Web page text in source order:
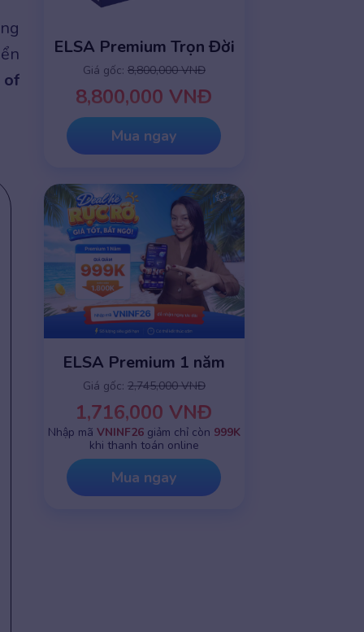
ELSA Premium Trọn Đời
Giá gốc: 8,800,000 VNĐ
8,800,000 VNĐ
Mua ngay
ELSA Premium 1 năm
Giá gốc: 2,745,000 VNĐ
1,716,000 VNĐ
Nhập mã VNINF26giảm chỉ còn 999K
khi thanh toán online
Mua ngay